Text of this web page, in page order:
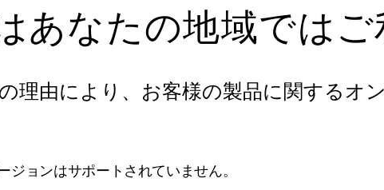
あなたの地域では
理由により、お客様の製品に関するオ
ジョンはサポートされていません。